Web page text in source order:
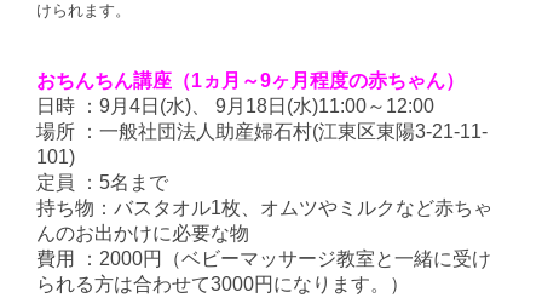
けられます。
おちんちん講座（1ヵ月～9ヶ月程度の赤ちゃん）
日時 ：9月4日(水)、 9月18日(水)11:00～12:00
場所 ：一般社団法人助産婦石村(江東区東陽3-21-11-
101)
定員 ：5名まで
持ち物：バスタオル1枚、オムツやミルクなど赤ちゃ
んのお出かけに必要な物
費用 ：2000円（ベビーマッサージ教室と一緒に受け
られる方は合わせて3000円になります。）